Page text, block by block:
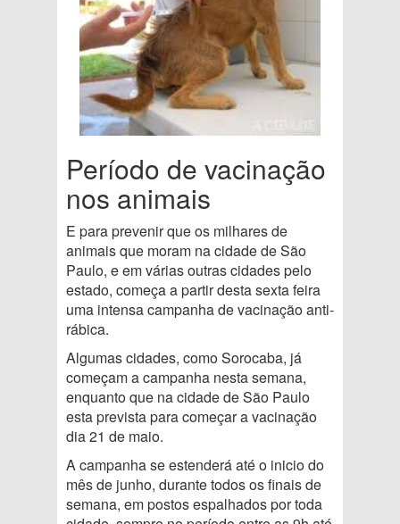
Período de vacinação
nos animais
E para prevenir que os milhares de
animais que moram na cidade de São
Paulo, e em várias outras cidades pelo
estado, começa a partir desta sexta feira
uma intensa campanha de vacinação anti-
rábica.
Algumas cidades, como Sorocaba, já
começam a campanha nesta semana,
enquanto que na cidade de São Paulo
esta prevista para começar a vacinação
dia 21 de maio.
A campanha se estenderá até o inicio do
mês de junho, durante todos os finais de
semana, em postos espalhados por toda